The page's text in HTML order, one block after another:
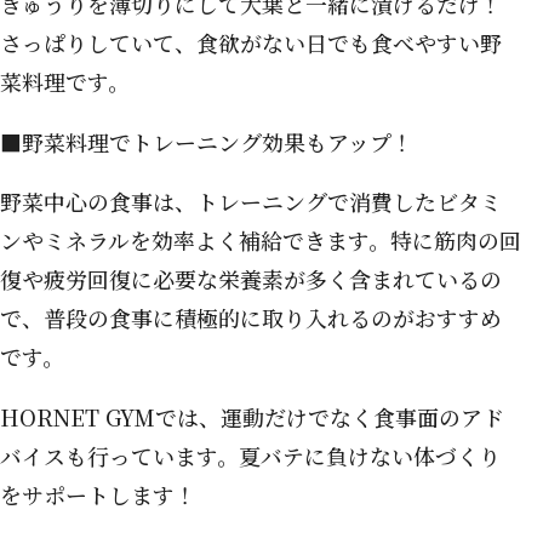
さっぱりしていて、食欲がない日でも食べやすい野
菜料理です。
■野菜料理でトレーニング効果もアップ！
野菜中心の食事は、トレーニングで消費したビタミ
ンやミネラルを効率よく補給できます。特に筋肉の回
復や疲労回復に必要な栄養素が多く含まれているの
で、普段の食事に積極的に取り入れるのがおすすめ
です。
HORNET GYMでは、運動だけでなく食事面のアド
バイスも行っています。夏バテに負けない体づくり
をサポートします！